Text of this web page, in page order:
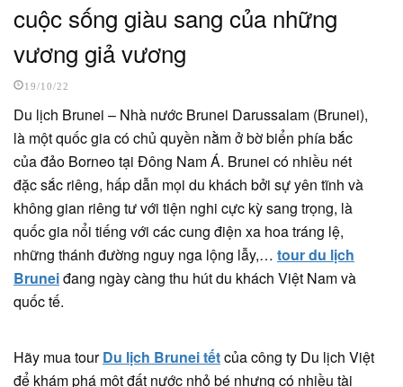
cuộc sống giàu sang của những
vương giả vương
19/10/22
Du lịch Brunei – Nhà nước Brunei Darussalam (Brunei),
là một quốc gia có chủ quyền nằm ở bờ biển phía bắc
của đảo Borneo tại Đông Nam Á. Brunei có nhiều nét
đặc sắc riêng, hấp dẫn mọi du khách bởi sự yên tĩnh và
không gian riêng tư với tiện nghi cực kỳ sang trọng, là
quốc gia nổi tiếng với các cung điện xa hoa tráng lệ,
những thánh đường nguy nga lộng lẫy,… tour du lịch
Bruneiđang ngày càng thu hút du khách Việt Nam và
quốc tế.
Hãy mua tourDu lịch Brunei tếtcủa công ty Du lịch Việt
để khám phá một đất nước nhỏ bé nhưng có nhiều tài